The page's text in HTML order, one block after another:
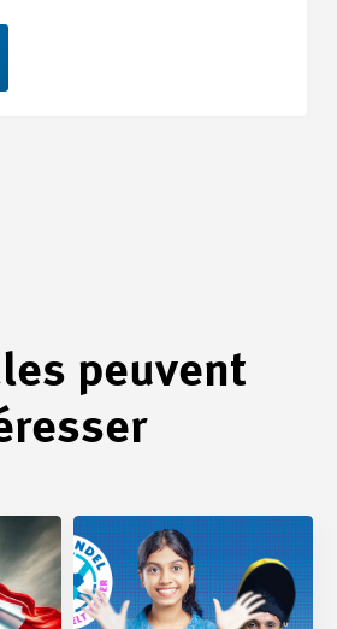
peuvent